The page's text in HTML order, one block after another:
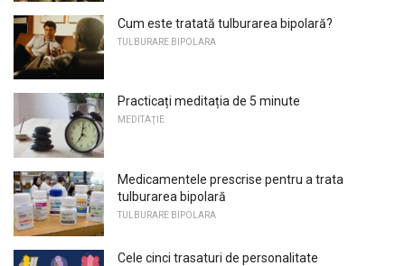
Cum este tratată tulburarea bipolară?
TULBURARE BIPOLARA
Practicați meditația de 5 minute
MEDITAŢIE
Medicamentele prescrise pentru a trata
tulburarea bipolară
TULBURARE BIPOLARA
Cele cinci trasaturi de personalitate